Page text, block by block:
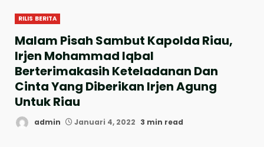
RILIS BERITA
Malam Pisah Sambut Kapolda Riau,
Irjen Mohammad Iqbal
Berterimakasih Keteladanan Dan
Cinta Yang Diberikan Irjen Agung
Untuk Riau
admin Januari 4, 2022 3 min read